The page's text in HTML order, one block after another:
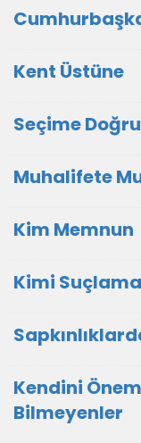
Kent Üstüne
Seçime Doğru
Muhalifete
Kim Memnun
Kimi
Kendini
Bilmeyenler